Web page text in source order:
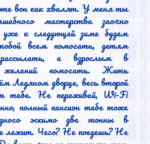
вон как хвалят. У меня ты
мастерства заочно
уже к следующей зиме будем
всем помогать, детям
рассылать, а взрослым в
желаний помогать. Жить
Ледяном дворце, весь второй
тебе. Не переживай, Wi-Fi
полный пансион тебе тоже
эскимо две тонны в
лежит. Чего? Не поедешь? Не